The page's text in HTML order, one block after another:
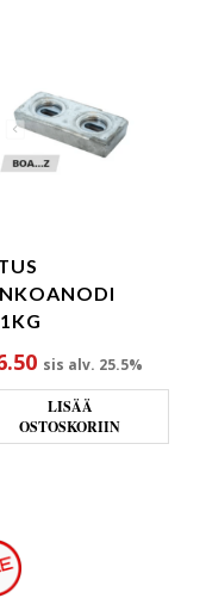
€39.93.
sis alv. 25.5%
LISÄÄ
OSTOSKORIIN